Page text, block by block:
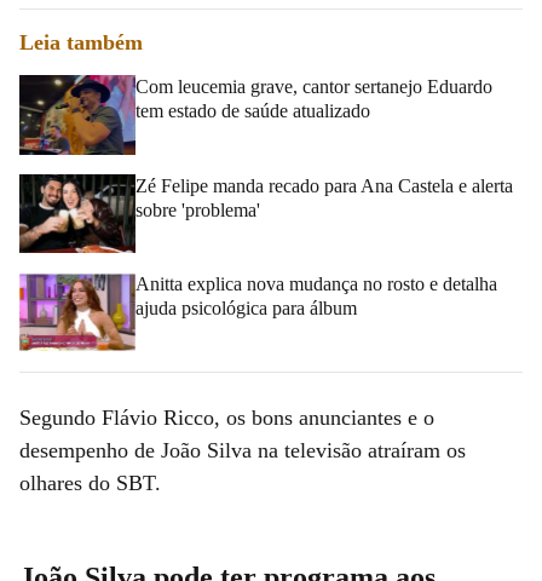
Leia também
Com leucemia grave, cantor sertanejo Eduardo
tem estado de saúde atualizado
Zé Felipe manda recado para Ana Castela e alerta
sobre 'problema'
Anitta explica nova mudança no rosto e detalha
ajuda psicológica para álbum
Segundo Flávio Ricco, os bons anunciantes e o
desempenho de João Silva na televisão atraíram os
olhares do SBT.